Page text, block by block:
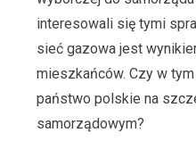
interesowali się tymi
sieć gazowa jest
mieszkańców. Czy w
państwo polskie na
samorządowym?